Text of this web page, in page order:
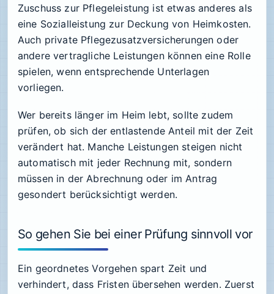
Zuschuss zur Pflegeleistung ist etwas anderes als
eine Sozialleistung zur Deckung von Heimkosten.
Auch private Pflegezusatzversicherungen oder
andere vertragliche Leistungen können eine Rolle
spielen, wenn entsprechende Unterlagen
vorliegen.
Wer bereits länger im Heim lebt, sollte zudem
prüfen, ob sich der entlastende Anteil mit der Zeit
verändert hat. Manche Leistungen steigen nicht
automatisch mit jeder Rechnung mit, sondern
müssen in der Abrechnung oder im Antrag
gesondert berücksichtigt werden.
So gehen Sie bei einer Prüfung sinnvoll vor
Ein geordnetes Vorgehen spart Zeit und
verhindert, dass Fristen übersehen werden. Zuerst